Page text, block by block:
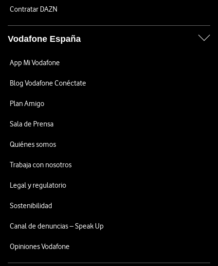
Contratar DAZN
Vodafone España
App Mi Vodafone
Blog Vodafone Conéctate
Plan Amigo
Sala de Prensa
Quiénes somos
Trabaja con nosotros
Legal y regulatorio
Sostenibilidad
Canal de denuncias – Speak Up
Opiniones Vodafone